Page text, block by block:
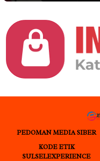
PEDOMAN MEDIA SIBER
KODE ETIK
SULSELEXPERIENCE